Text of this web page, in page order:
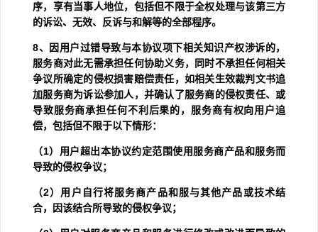
序，享有当事人地位，包括但不限于全权处理与该第三方
的诉讼、无效、反诉与和解等的全部程序。
8、因用户过错导致与本协议项下相关知识产权涉诉的，
服务商对此无需承担任何协助义务，同时不承担任何相关
争议所确定的侵权损害赔偿责任，如相关生效裁判文书追
加服务商为诉讼参加人，并确认了服务商的侵权责任、或
导致服务商承担任何不利后果的，服务商有权向用户追
偿，包括但不限于以下情形：
（1）用户超出本协议约定范围使用服务商产品和服务而
导致的侵权争议；
（2）用户自行将服务商产品和服与其他产品或技术结
合，因该结合所导致的侵权争议；